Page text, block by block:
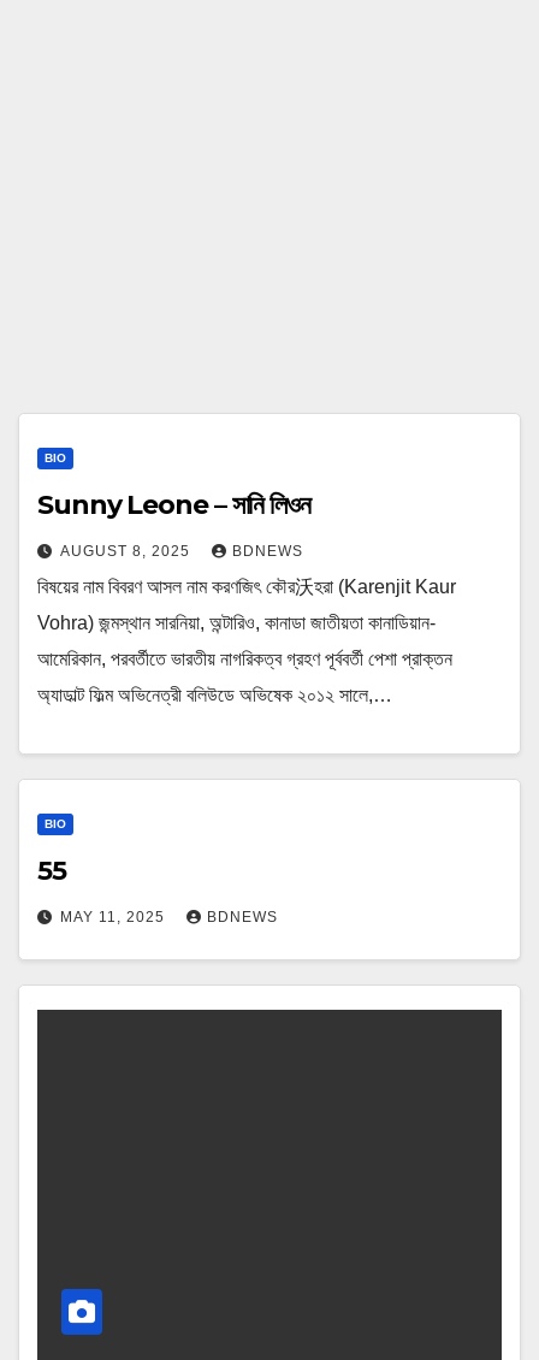
BIO
Sunny Leone – সানি লিওন
AUGUST 8, 2025 BDNEWS
বিষয়ের নাম বিবরণ আসল নাম করণজিৎ কৌর沃হরা (Karenjit Kaur
Vohra) জন্মস্থান সারনিয়া, অন্টারিও, কানাডা জাতীয়তা কানাডিয়ান-
আমেরিকান, পরবর্তীতে ভারতীয় নাগরিকত্ব গ্রহণ পূর্ববর্তী পেশা প্রাক্তন
অ্যাডাল্ট ফিল্ম অভিনেত্রী বলিউডে অভিষেক ২০১২ সালে,…
BIO
55
MAY 11, 2025 BDNEWS